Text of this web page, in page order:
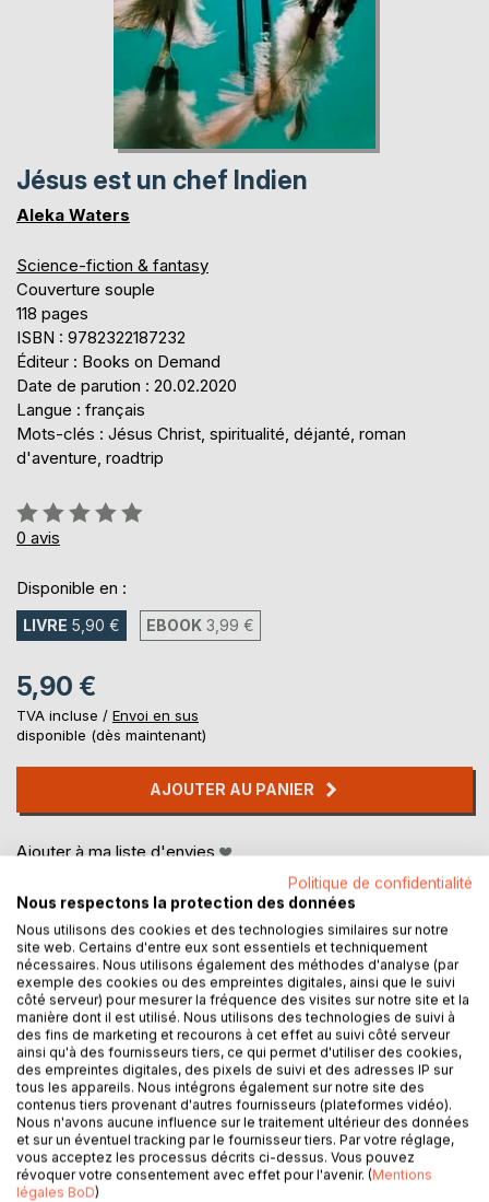
Jésus est un chef Indien
Aleka Waters
Science-fiction & fantasy
Couverture souple
118 pages
ISBN : 9782322187232
Éditeur : Books on Demand
Date de parution : 20.02.2020
Langue : français
Mots-clés : Jésus Christ, spiritualité, déjanté, roman
d'aventure, roadtrip
Évaluation:
0%
0 avis
Disponible en :
LIVRE 5,90 € EBOOK 3,99 €
5,90 €
TVA incluse / Envoi en sus
disponible (dès maintenant)
AJOUTER AU PANIER
Ajouter à ma liste d'envies
DESCRIPTION
Un road trip halluciné de Paris aux grands espaces de
l'Ouest américain. Jude saura-t-il se souvenir de sa vie
antérieure et accomplir sa mission avec l'aide des Indiens
d'Amérique?
Politique de confidentialité
Nous respectons la protection des données
Nous utilisons des cookies et des technologies similaires sur notre
site web. Certains d'entre eux sont essentiels et techniquement
nécessaires. Nous utilisons également des méthodes d'analyse (par
exemple des cookies ou des empreintes digitales, ainsi que le suivi
côté serveur) pour mesurer la fréquence des visites sur notre site et la
manière dont il est utilisé. Nous utilisons des technologies de suivi à
des fins de marketing et recourons à cet effet au suivi côté serveur
ainsi qu'à des fournisseurs tiers, ce qui permet d'utiliser des cookies,
des empreintes digitales, des pixels de suivi et des adresses IP sur
tous les appareils. Nous intégrons également sur notre site des
contenus tiers provenant d'autres fournisseurs (plateformes vidéo).
Nous n'avons aucune influence sur le traitement ultérieur des données
et sur un éventuel tracking par le fournisseur tiers. Par votre réglage,
vous acceptez les processus décrits ci-dessus. Vous pouvez
révoquer votre consentement avec effet pour l'avenir. (Mentions
légales BoD)